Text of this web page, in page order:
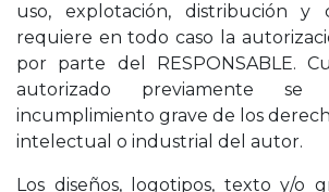
uso, explotación, distribución y
requiere en todo caso la
por parte del RESPONSABLE.
autorizado previamente se
incumplimiento grave de los
intelectual o industrial del autor.
Los diseños, logotipos, texto y/o